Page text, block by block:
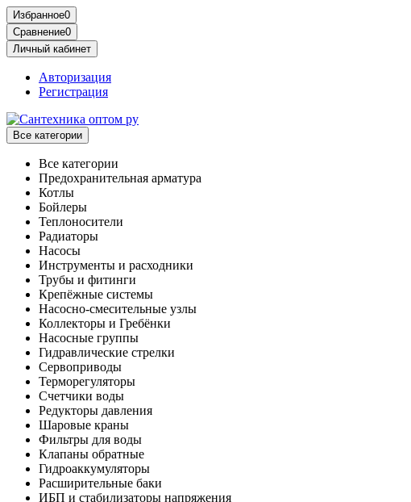
Избранное0
Сравнение0
Личный кабинет
Авторизация
Регистрация
Все категории
Все категории
Предохранительная арматура
Котлы
Бойлеры
Теплоносители
Радиаторы
Насосы
Инструменты и расходники
Трубы и фитинги
Крепёжные системы
Насосно-смесительные узлы
Коллекторы и Гребёнки
Насосные группы
Гидравлические стрелки
Сервоприводы
Терморегуляторы
Счетчики воды
Редукторы давления
Шаровые краны
Фильтры для воды
Клапаны обратные
Гидроаккумуляторы
Расширительные баки
ИБП и стабилизаторы напряжения